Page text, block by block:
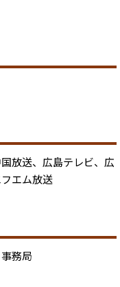
放送、広島テレビ、広
エム放送
務局